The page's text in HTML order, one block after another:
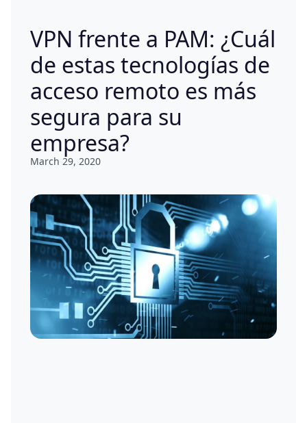
VPN frente a PAM: ¿Cuál
de estas tecnologías de
acceso remoto es más
segura para su
empresa?
March 29, 2020